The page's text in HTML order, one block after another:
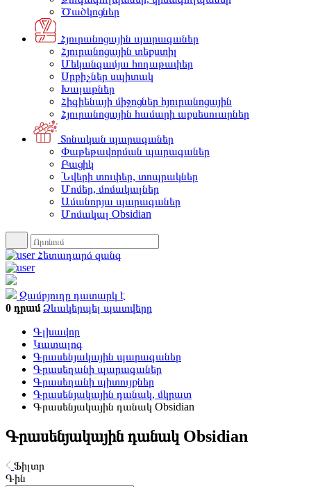
Ծածկոցներ
Հյուրանոցային պարագաներ
Հյուրանոցային տեքստիլ
Մեկանգամյա հողաթափեր
Սրբիչներ սպիտակ
Խալաթներ
Հիգիենայի միջոցներ հյուրանոցային
Հյուրանոցային համարի աքսեսուարներ
Տոնական պարագաներ
Փաթեթավորման պարագաներ
Բացիկ
Նվերի տուփեր, տոպրակներ
Մոմեր, մոմակալներ
Ամանորյա պարագաներ
Մոմակալ Obsidian
Հետադարձ զանգ
Զամբյուղը դատարկ է
0 դրամ Ձևակերպել պատվերը
Գլխավոր
Կատալոգ
Գրասենյակային պարագաներ
Գրասեղանի պարագաներ
Գրասեղանի պիտույքներ
Գրասենյակային դանակ, մկրատ
Գրասենյակային դանակ Obsidian
Գրասենյակային դանակ Obsidian
Ֆիլտր
Գին